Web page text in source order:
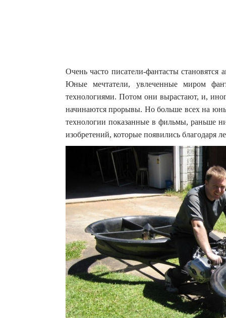
Очень часто писатели-фантасты становятся
Юные мечтатели, увлеченные миром
технологиями. Потом они вырастают, и,
начинаются прорывы. Но больше всех на
технологии показанные в фильмы, раньше
изобретений, которые появились